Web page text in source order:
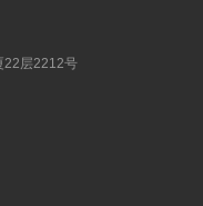
22层2212号